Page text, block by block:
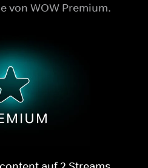
von WOW Premium.